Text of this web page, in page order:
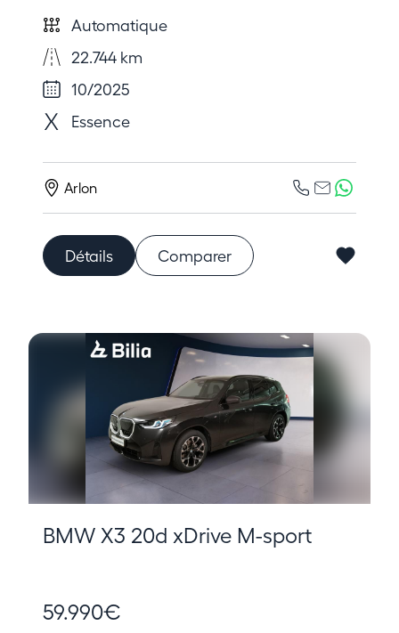
Automatique
22.744 km
10/2025
Essence
Arlon
Détails Comparer
BMW X3 20d xDrive M-sport
59.990€